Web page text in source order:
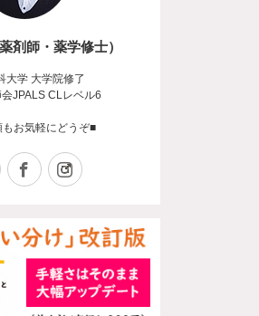
剤師・薬学修士）
大学 大学院修了
JPALS CLレベル6
お気軽にどうぞ■
Twitter Facebook